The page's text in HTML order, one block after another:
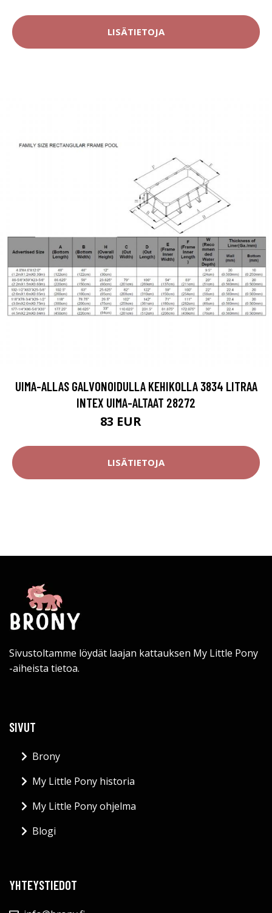
LISÄTIETOJA
UIMA-ALLAS GALVONOIDULLA KEHIKOLLA 3834 LITRAA
INTEX UIMA-ALTAAT 28272
83 EUR
LISÄTIETOJA
Sivustoltamme löydät laajan kattauksen My Little Pony
-aiheista tietoa.
SIVUT
Brony
My Little Pony historia
My Little Pony ohjelma
Blogi
YHTEYSTIEDOT